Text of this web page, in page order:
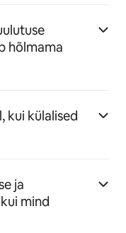
hõlmama
kui külalised
ja
mind